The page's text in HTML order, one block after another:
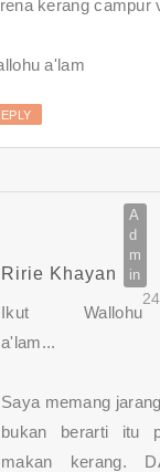
kerang campur
a'lam
Ririe Khayan
Ikut Wallohu
a'lam...
Saya memang
bukan berarti itu
makan kerang.